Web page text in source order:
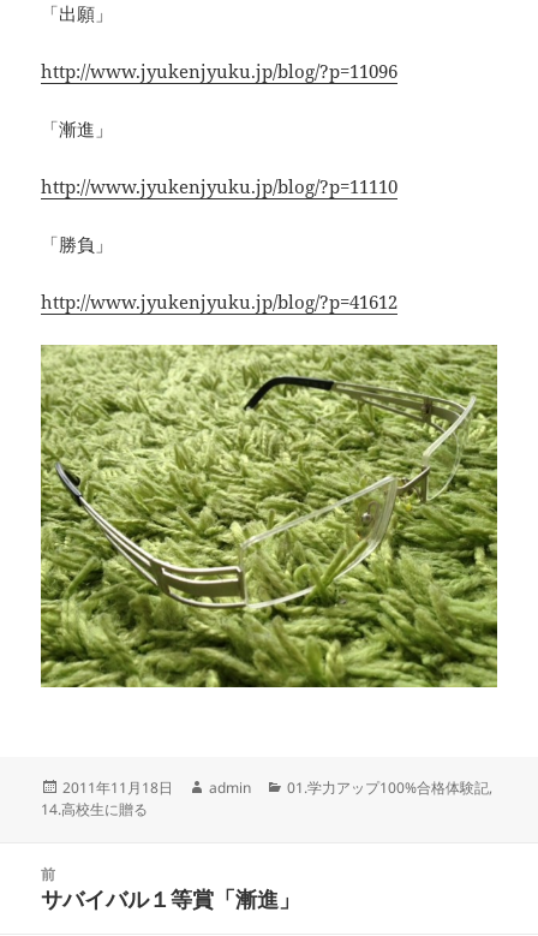
「出願」
http://www.jyukenjyuku.jp/blog/?p=11096
「漸進」
http://www.jyukenjyuku.jp/blog/?p=11110
‪「勝負」
http://www.jyukenjyuku.jp/blog/?p=41612‬
投
稿
2011年11月18日
作
admin
カ
01.学力アップ100%合格体験記,
14.高校生に贈る
前
前
サバイバル１等賞「漸進」